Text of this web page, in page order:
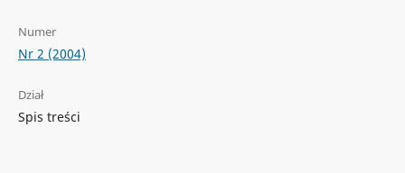
Numer
Nr 2 (2004)
Dział
Spis treści